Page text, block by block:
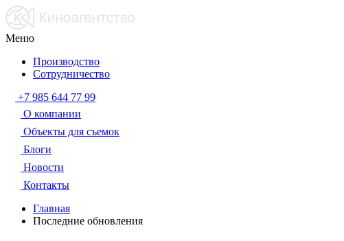
Меню
Производство
Сотрудничество
+7 985 644 77 99
О компании
Объекты для съемок
Блоги
Новости
Контакты
Главная
Последние обновления